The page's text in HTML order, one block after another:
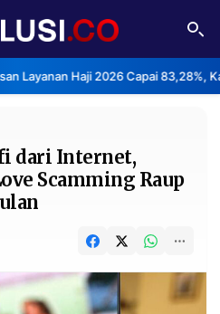
Layanan Haji 2026 Capai 83,28%,
dari Internet,
Scamming Raup